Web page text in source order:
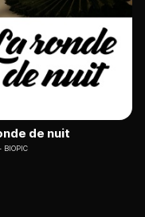
de nuit
BIOPIC